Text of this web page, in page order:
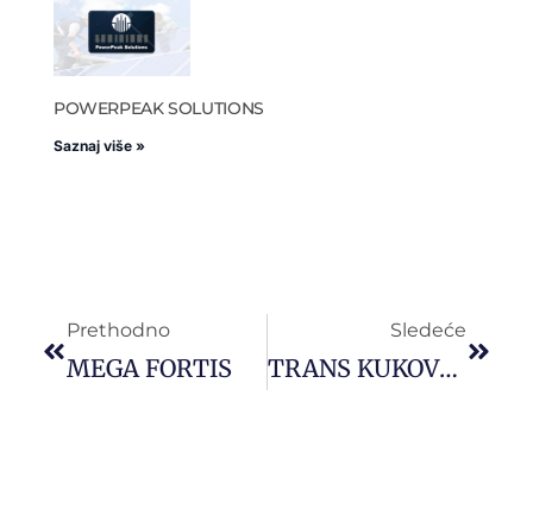
POWERPEAK SOLUTIONS
Saznaj više »
Prethodno
MEGA FORTIS
Sledeće
TRANS KUKOVEC